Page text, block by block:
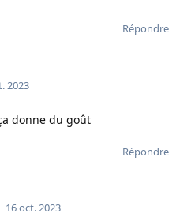
Répondre
2023
donne du goût
Répondre
16 oct. 2023